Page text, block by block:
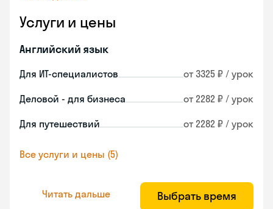
Услуги и цены
Английский язык
Для ИТ-специалистов от 3325 ₽ / урок
Деловой - для бизнеса от 2282 ₽ / урок
Для путешествий от 2282 ₽ / урок
Все услуги и цены (5)
Читать дальше Выбрать время